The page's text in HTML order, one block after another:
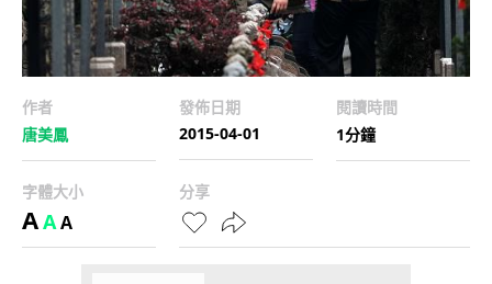
作者
唐美鳳
發佈日期
2015-04-01
閱讀時間
1分鐘
字體大小
AAA
分享